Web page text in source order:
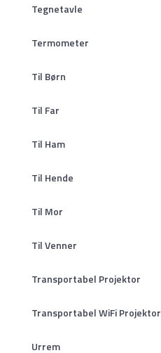
Tegnetavle
Termometer
Til Børn
Til Far
Til Ham
Til Hende
Til Mor
Til Venner
Transportabel Projektor
Transportabel WiFi Projektor
Urrem